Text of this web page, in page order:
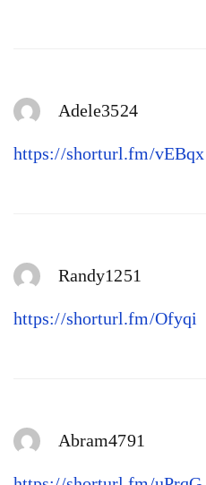
Adele3524
https://shorturl.fm/vEBqx
Randy1251
https://shorturl.fm/Ofyqi
Abram4791